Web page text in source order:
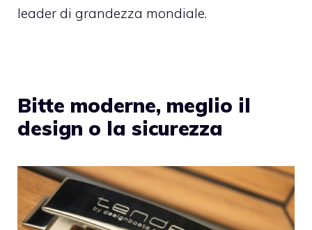
leader di grandezza mondiale.
Bitte moderne, meglio il
design o la sicurezza